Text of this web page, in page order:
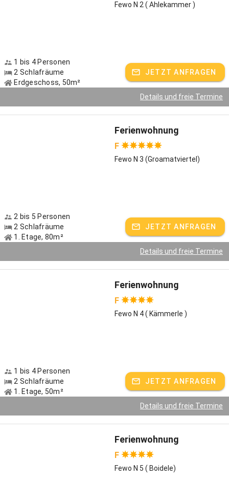
Fewo N 2 ( Ahlekammer )
1 bis 4 Personen
2 Schlafräume
Erdgeschoss, 50m²
JETZT ANFRAGEN
Details und freie Termine
Ferienwohnung
F
Fewo N 3 (Groamatviertel)
2 bis 5 Personen
2 Schlafräume
1. Etage, 80m²
JETZT ANFRAGEN
Details und freie Termine
Ferienwohnung
F
Fewo N 4 ( Kämmerle )
1 bis 4 Personen
2 Schlafräume
1. Etage, 50m²
JETZT ANFRAGEN
Details und freie Termine
Ferienwohnung
F
Fewo N 5 ( Boidele)